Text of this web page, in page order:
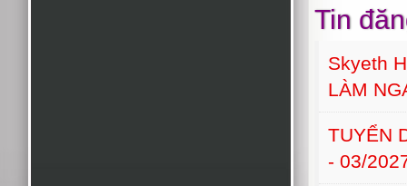
Tin
Skyeth
LÀM
TUYỂN
- 03/